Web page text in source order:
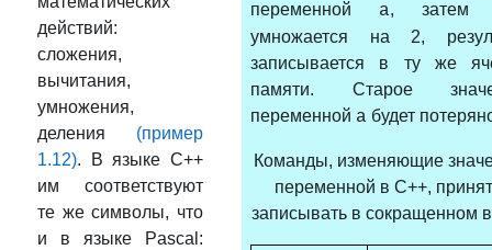
действий:
сложения,
вычитания,
умножения,
деления (пример
1.12). В языке С++
им соответствуют
те же символы, что
и в языке Pascal:
переменной a, затем
умножается на 2,
записывается в ту же
памяти. Старое
переменной a будет
Команды, изменяющие
переменной в С++,
записывать в сокращенном